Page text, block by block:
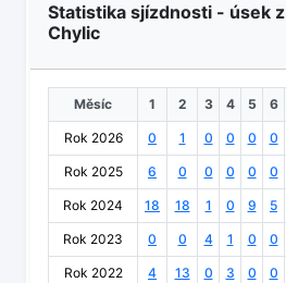
Statistika sjízdnosti - úsek z
Chylic
Měsíc 1 2 3 4 5 6
Rok 2026 0 1 0 0 0 0
Rok 2025 6 0 0 0 0 0
Rok 2024 18 18 1 0 9 5
Rok 2023 0 0 4 1 0 0
Rok 2022 4 13 0 3 0 0